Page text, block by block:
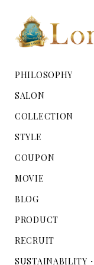
PHILOSOPHY
SALON
COLLECTION
STYLE
COUPON
MOVIE
BLOG
PRODUCT
RECRUIT
SUSTAINABILITY